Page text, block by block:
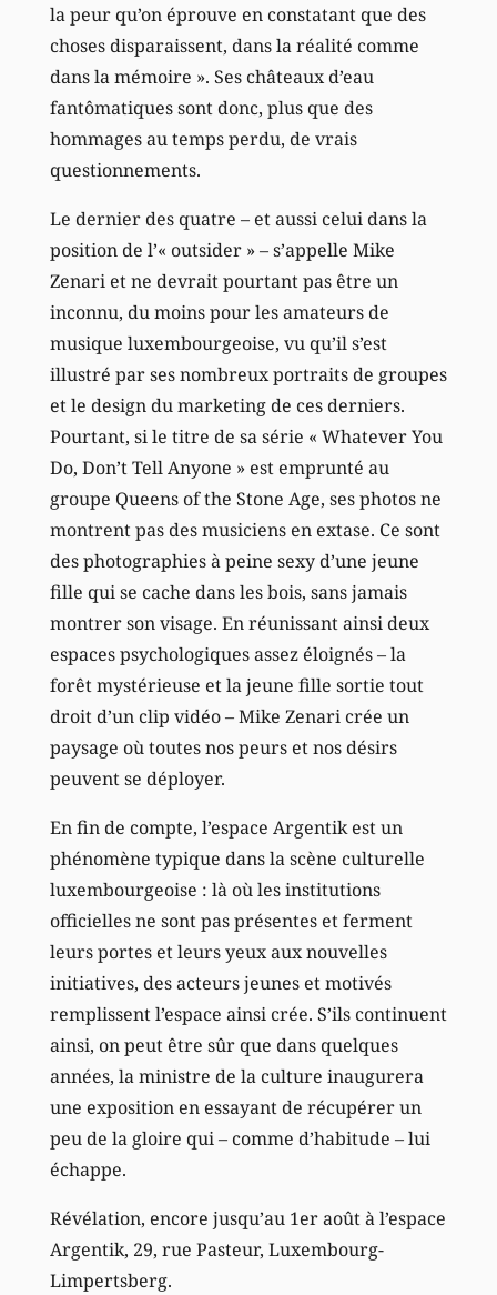
la peur qu’on éprouve en constatant que des
choses disparaissent, dans la réalité comme
dans la mémoire ». Ses châteaux d’eau
fantômatiques sont donc, plus que des
hommages au temps perdu, de vrais
questionnements.
Le dernier des quatre – et aussi celui dans la
position de l’« outsider » – s’appelle Mike
Zenari et ne devrait pourtant pas être un
inconnu, du moins pour les amateurs de
musique luxembourgeoise, vu qu’il s’est
illustré par ses nombreux portraits de groupes
et le design du marketing de ces derniers.
Pourtant, si le titre de sa série « Whatever You
Do, Don’t Tell Anyone » est emprunté au
groupe Queens of the Stone Age, ses photos ne
montrent pas des musiciens en extase. Ce sont
des photographies à peine sexy d’une jeune
fille qui se cache dans les bois, sans jamais
montrer son visage. En réunissant ainsi deux
espaces psychologiques assez éloignés – la
forêt mystérieuse et la jeune fille sortie tout
droit d’un clip vidéo – Mike Zenari crée un
paysage où toutes nos peurs et nos désirs
peuvent se déployer.
En fin de compte, l’espace Argentik est un
phénomène typique dans la scène culturelle
luxembourgeoise : là où les institutions
officielles ne sont pas présentes et ferment
leurs portes et leurs yeux aux nouvelles
initiatives, des acteurs jeunes et motivés
remplissent l’espace ainsi crée. S’ils continuent
ainsi, on peut être sûr que dans quelques
années, la ministre de la culture inaugurera
une exposition en essayant de récupérer un
peu de la gloire qui – comme d’habitude – lui
échappe.
Révélation, encore jusqu’au 1er août à l’espace
Argentik, 29, rue Pasteur, Luxembourg-
Limpertsberg.